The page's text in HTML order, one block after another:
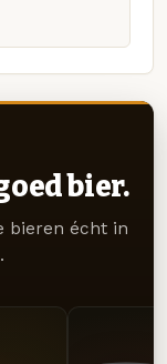
bier.
bieren écht in